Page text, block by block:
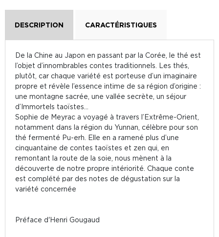
DESCRIPTION CARACTÉRISTIQUES
De la Chine au Japon en passant par la Corée, le thé est
l’objet d’innombrables contes traditionnels. Les thés,
plutôt, car chaque variété est porteuse d’un imaginaire
propre et révèle l’essence intime de sa région d’origine :
une montagne sacrée, une vallée secrète, un séjour
d’Immortels taoïstes…
Sophie de Meyrac a voyagé à travers l’Extrême-Orient,
notamment dans la région du Yunnan, célèbre pour son
thé fermenté Pu-erh. Elle en a ramené plus d’une
cinquantaine de contes taoïstes et zen qui, en
remontant la route de la soie, nous mènent à la
découverte de notre propre intériorité. Chaque conte
est complété par des notes de dégustation sur la
variété concernée
Préface d'Henri Gougaud